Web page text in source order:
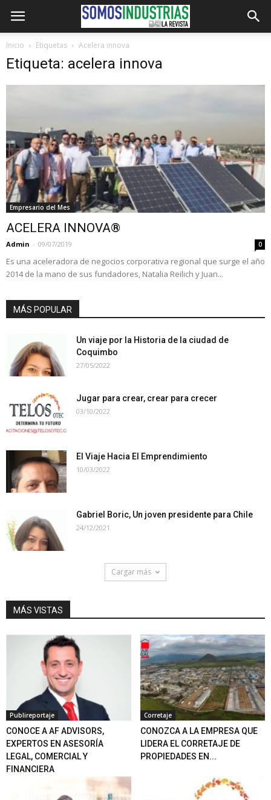
Inicio Etiquetas Acelera innova
Etiqueta: acelera innova
Empresario del Mes
ACELERA INNOVA®
Admin - 09/07/2019 0
Es una aceleradora de negocios corporativa regional que surge el año
2014 de la mano de sus fundadores, Natalia Reilich y Juan...
MÁS POPULAR
Un viaje por la Historia de la ciudad de
Coquimbo
27/05/2022
Jugar para crear, crear para crecer
03/10/2022
El Viaje Hacia El Emprendimiento
10/03/2022
Gabriel Boric, Un joven presidente para Chile
24/12/2021
Cargar más
MÁS VISTAS
Publireportaje
CONOCE A AF ADVISORS,
EXPERTOS EN ASESORÍA
LEGAL, COMERCIAL Y
FINANCIERA
Corretaje
CONOZCA A LA EMPRESA QUE
LIDERA EL CORRETAJE DE
PROPIEDADES EN...